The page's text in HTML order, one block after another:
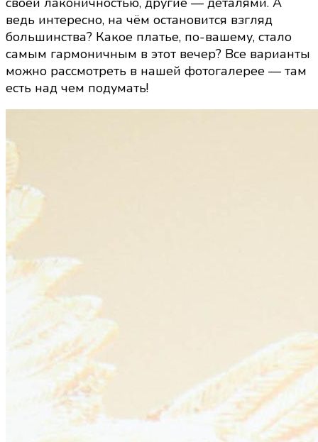
ведь интересно, на чём остановится взгляд
большинства? Какое платье, по-вашему, стало
самым гармоничным в этот вечер? Все варианты
можно рассмотреть в нашей фотогалерее — там
есть над чем подумать!